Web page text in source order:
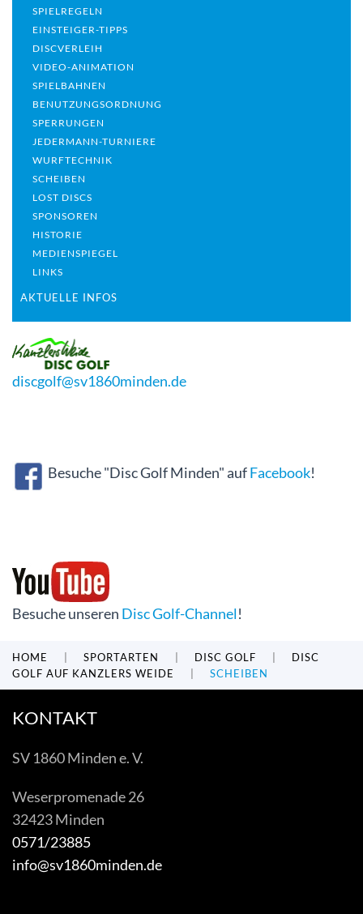
SPIELREGELN
EINSTEIGER-TIPPS
DISCVERLEIH
VIDEO-ANIMATION
SPIELBAHNEN
BENUTZUNGSORDNUNG
SPERRUNGEN
JEDERMANN-TURNIERE
WURFTECHNIK
SCHEIBEN
LOST DISCS
SPONSOREN
HISTORIE
MEDIENSPIEGEL
LINKS
AKTUELLE INFOS
discgolf@sv1860minden.de
Besuche "Disc Golf Minden" aufFacebook!
Besuche unseren Disc Golf-Channel!
HOME SPORTARTEN DISC GOLF
DISC
GOLF AUF KANZLERS WEIDE
SCHEIBEN
KONTAKT
SV 1860 Minden e. V.
Weserpromenade 26
32423 Minden
0571/23885
info@sv1860minden.de